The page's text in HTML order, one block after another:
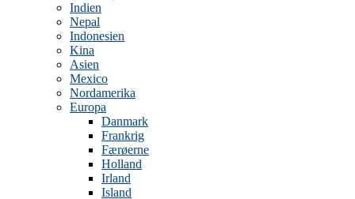
Indien
Nepal
Indonesien
Kina
Asien
Mexico
Nordamerika
Europa
Danmark
Frankrig
Færøerne
Holland
Irland
Island